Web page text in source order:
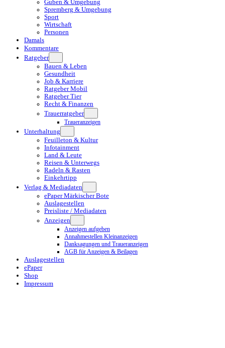
Guben & Umgebung
Spremberg & Umgebung
Sport
Wirtschaft
Personen
Damals
Kommentare
Ratgeber
Bauen & Leben
Gesundheit
Job & Karriere
Ratgeber Mobil
Ratgeber Tier
Recht & Finanzen
Trauerratgeber
Traueranzeigen
Unterhaltung
Feuilleton & Kultur
Infotainment
Land & Leute
Reisen & Unterwegs
Radeln & Rasten
Einkehrtipp
Verlag & Mediadaten
ePaper Märkischer Bote
Auslagestellen
Preisliste / Mediadaten
Anzeigen
Anzeigen aufgeben
Annahmestellen Kleinanzeigen
Danksagungen und Traueranzeigen
AGB für Anzeigen & Beilagen
Auslagestellen
ePaper
Shop
Impressum